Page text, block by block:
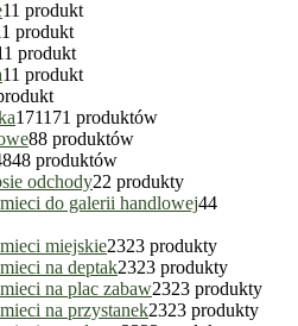
11 produkt
1 produkt
1 produkt
11 produkt
171171 produktów
88 produktów
48 produktów
odchody22 produkty
do galerii handlowej44
miejskie2323 produkty
na deptak2323 produkty
na plac zabaw2323 produkty
na przystanek2323 produkty